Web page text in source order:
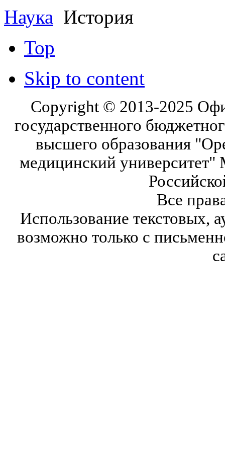
Наука История
Top
Skip to content
Copyright © 2013-2025
государственного
высшего образования
медицинский университет"
Все
Использование текстовых,
возможно только с